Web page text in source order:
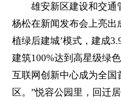
雄安新区建设和交通
杨松在新闻发布会上亮出
植绿后建城’模式，建成
建筑100%达到高星级绿
互联网创新中心成为全国
区。”悦容公园里，回迁